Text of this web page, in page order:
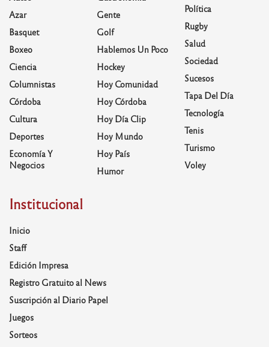
Azar
Basquet
Boxeo
Ciencia
Columnistas
Córdoba
Cultura
Deportes
Economía Y
Negocios
Gente
Golf
Hablemos Un Poco
Hockey
Hoy Comunidad
Hoy Córdoba
Hoy Día Clip
Hoy Mundo
Hoy País
Humor
Política
Rugby
Salud
Sociedad
Sucesos
Tapa Del Día
Tecnología
Tenis
Turismo
Voley
Institucional
Inicio
Staff
Edición Impresa
Registro Gratuito al News
Suscripción al Diario Papel
Juegos
Sorteos